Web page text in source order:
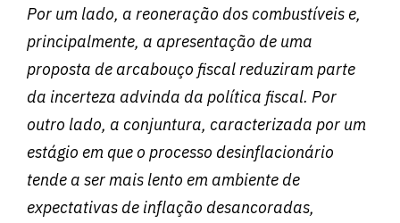
Por um lado, a reoneração dos combustíveis e,
principalmente, a apresentação de uma
proposta de arcabouço fiscal reduziram parte
da incerteza advinda da política fiscal. Por
outro lado, a conjuntura, caracterizada por um
estágio em que o processo desinflacionário
tende a ser mais lento em ambiente de
expectativas de inflação desancoradas,